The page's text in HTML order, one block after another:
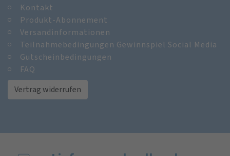
Kontakt
Produkt-Abonnement
Versandinformationen
Teilnahmebedingungen Gewinnspiel Social Media
Gutscheinbedingungen
FAQ
Vertrag widerrufen